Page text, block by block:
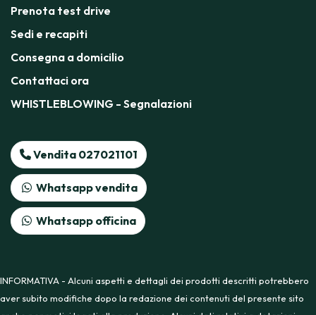
Prenota test drive
Sedi e recapiti
Consegna a domicilio
Contattaci ora
WHISTLEBLOWING - Segnalazioni
Vendita 027021101
Whatsapp vendita
Whatsapp officina
INFORMATIVA - Alcuni aspetti e dettagli dei prodotti descritti potrebbero
aver subito modifiche dopo la redazione dei contenuti del presente sito